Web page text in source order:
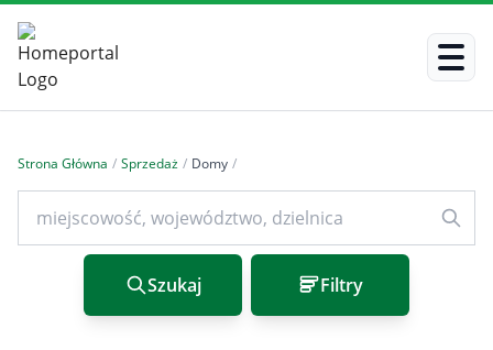
Strona Główna / Sprzedaż / Domy /
Szukaj Filtry